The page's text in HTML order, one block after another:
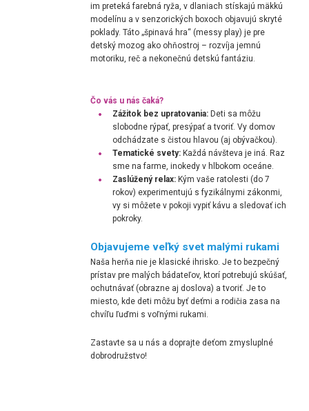
im preteká farebná ryža, v dlaniach stískajú mäkkú
modelínu a v senzorických boxoch objavujú skryté
poklady. Táto „špinavá hra“ (messy play) je pre
detský mozog ako ohňostroj – rozvíja jemnú
motoriku, reč a nekonečnú detskú fantáziu.
Čo vás u nás čaká?
Zážitok bez upratovania: Deti sa môžu
slobodne rýpať, presýpať a tvoriť. Vy domov
odchádzate s čistou hlavou (aj obývačkou).
Tematické svety: Každá návšteva je iná. Raz
sme na farme, inokedy v hlbokom oceáne.
Zaslúžený relax: Kým vaše ratolesti (do 7
rokov) experimentujú s fyzikálnymi zákonmi,
vy si môžete v pokoji vypiť kávu a sledovať ich
pokroky.
Objavujeme veľký svet malými rukami
Naša herňa nie je klasické ihrisko. Je to bezpečný
prístav pre malých bádateľov, ktorí potrebujú skúšať,
ochutnávať (obrazne aj doslova) a tvoriť. Je to
miesto, kde deti môžu byť deťmi a rodičia zasa na
chvíľu ľuďmi s voľnými rukami.
Zastavte sa u nás a doprajte deťom zmysluplné
dobrodružstvo!